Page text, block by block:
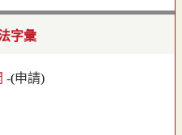
字彙
-(申請)